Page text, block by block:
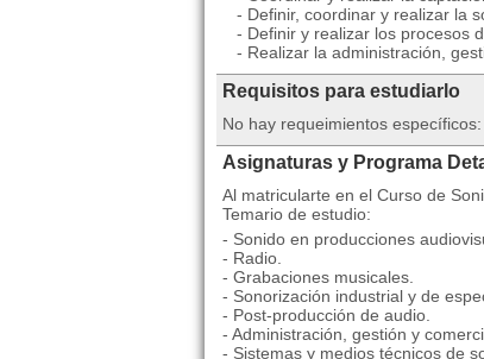
- Definir, coordinar y realizar la
- Definir y realizar los procesos
- Realizar la administración,
Requisitos para estudiarlo
No hay requeimientos
Asignaturas y Programa
Al matricularte en el Curso de
Temario de estudio:
- Sonido en producciones
- Radio.
- Grabaciones musicales.
- Sonorización industrial y de
- Post-producción de audio.
- Administración, gestión y
- Sistemas y medios técnicos de